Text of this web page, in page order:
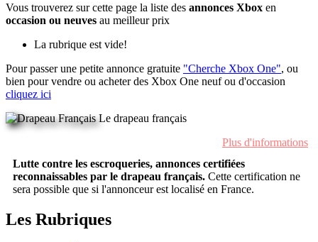
Vous trouverez sur cette page la liste des annonces Xbox en
occasion ou neuves au meilleur prix
La rubrique est vide!
Pour passer une petite annonce gratuite "Cherche Xbox One", ou
bien pour vendre ou acheter des Xbox One neuf ou d'occasion
cliquez ici
Le drapeau français
Plus d'informations
Lutte contre les escroqueries, annonces certifiées
reconnaissables par le drapeau français. Cette certification ne
sera possible que si l'annonceur est localisé en France.
Les Rubriques